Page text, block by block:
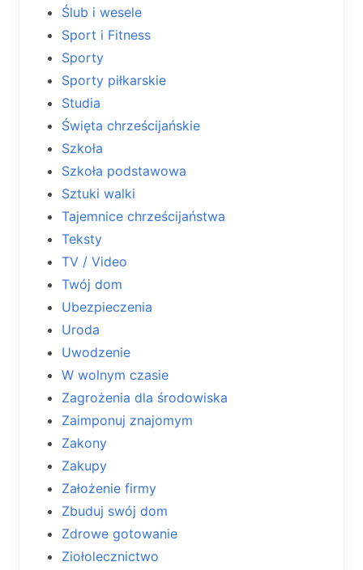
Ślub i wesele
Sport i Fitness
Sporty
Sporty piłkarskie
Studia
Święta chrześcijańskie
Szkoła
Szkoła podstawowa
Sztuki walki
Tajemnice chrześcijaństwa
Teksty
TV / Video
Twój dom
Ubezpieczenia
Uroda
Uwodzenie
W wolnym czasie
Zagrożenia dla środowiska
Zaimponuj znajomym
Zakony
Zakupy
Założenie firmy
Zbuduj swój dom
Zdrowe gotowanie
Ziołolecznictwo